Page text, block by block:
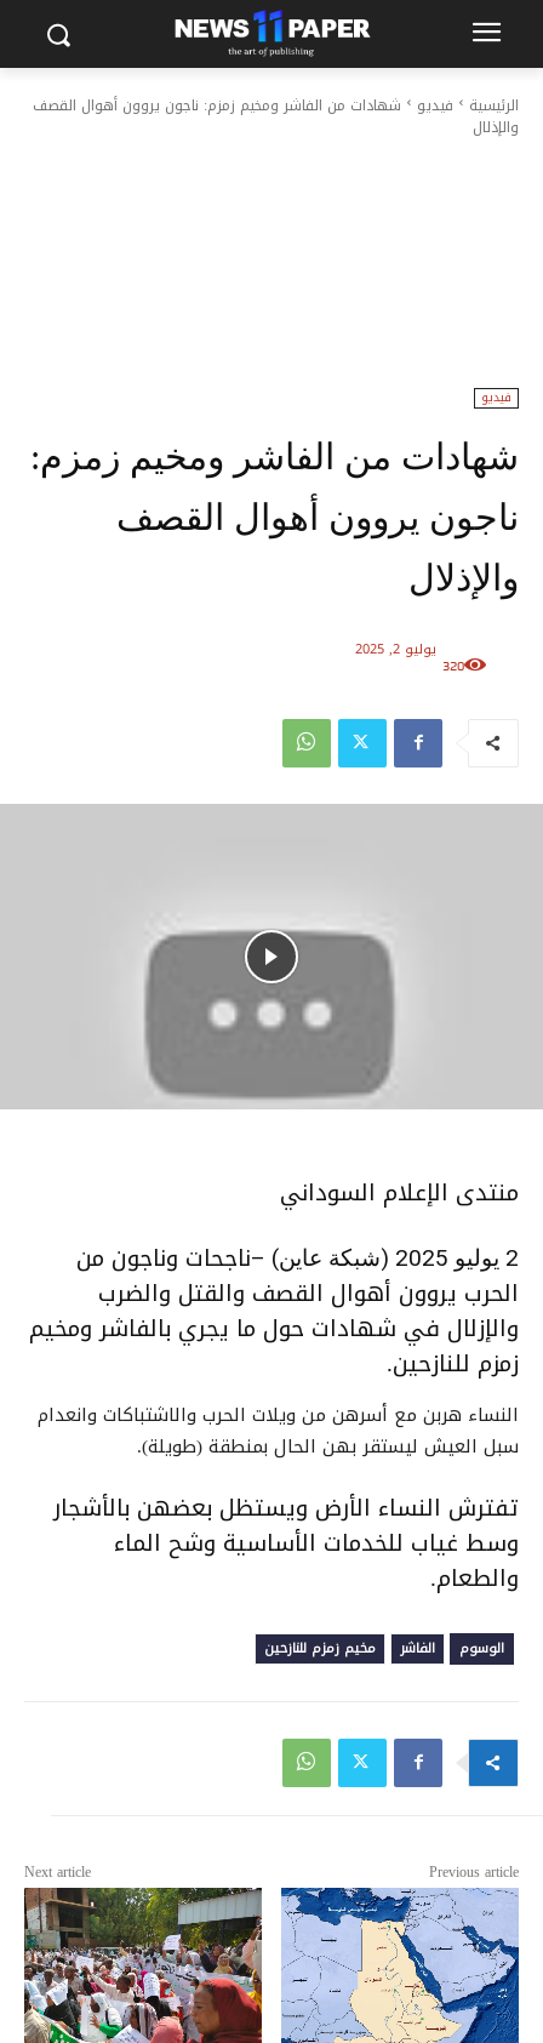
الرئيسية فيديو
شهادات من الفاشر ومخيم زمزم: ناجون يروون أهوال القصف
والإذلال
فيديو
شهادات من الفاشر ومخيم زمزم:
ناجون يروون أهوال القصف
والإذلال
يوليو 2, 2025
320
منتدى الإعلام السوداني
2 يوليو 2025 (شبكة عاين) –
ناجحات وناجون من
الحرب يروون أهوال القصف والقتل والضرب
والإزلال في شهادات حول ما يجري بالفاشر ومخيم
زمزم للنازحين.
النساء هربن مع أسرهن من ويلات الحرب والاشتباكات وانعدام
سبل العيش ليستقر بهن الحال بمنطقة (طويلة).
تفترش النساء الأرض ويستظل بعضهن بالأشجار
وسط غياب للخدمات الأساسية وشح الماء
والطعام.
الوسوم الفاشر مخيم زمزم للنازحين
Previous article
Next article